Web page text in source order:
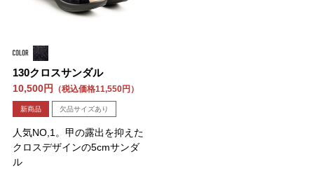
130クロスサンダル
10,500円 （税込価格11,550円）
新商品 欠品サイズあり
人気NO,1。甲の露出を抑えた
クロスデザインの5cmサンダ
ル